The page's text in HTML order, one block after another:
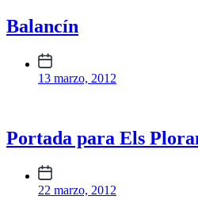
Balancín
Fecha
publicación
13 marzo, 2012
Portada para Els
Fecha
publicación
22 marzo, 2012